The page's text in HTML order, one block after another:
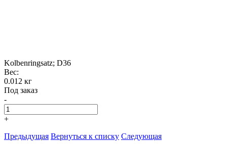
Kolbenringsatz; D36
Вес:
0.012 кг
Под заказ
-
+
Предыдущая Вернуться к списку Следующая